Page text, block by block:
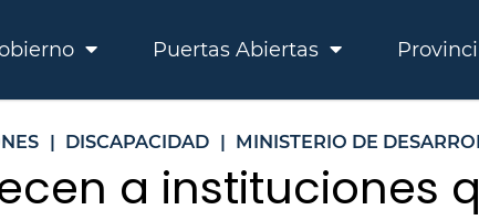
Puertas Abiertas
| DISCAPACIDAD | MINISTERIO DE
a instituciones